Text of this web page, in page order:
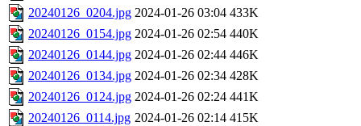
20240126_0204.jpg 2024-01-26 03:04 433K
20240126_0154.jpg 2024-01-26 02:54 440K
20240126_0144.jpg 2024-01-26 02:44 446K
20240126_0134.jpg 2024-01-26 02:34 428K
20240126_0124.jpg 2024-01-26 02:24 441K
20240126_0114.jpg 2024-01-26 02:14 415K